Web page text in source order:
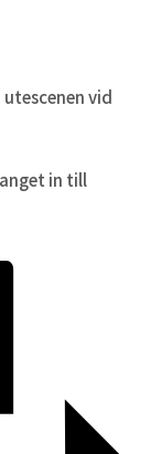
vid
in till